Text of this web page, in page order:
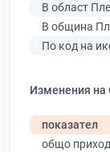
В област
В община
По код на
Изменения на
показател
общо